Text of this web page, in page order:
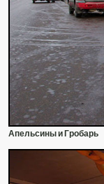
Апельсины и Гробарь